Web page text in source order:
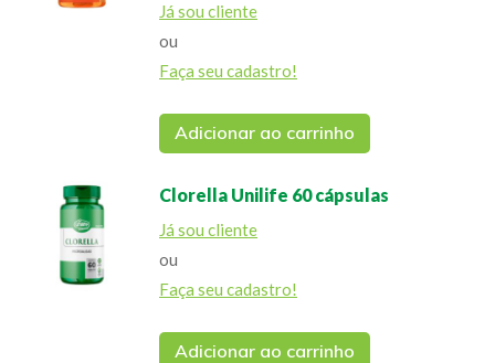
Já sou cliente
ou
Faça seu cadastro!
Adicionar ao carrinho
Clorella Unilife 60 cápsulas
Já sou cliente
ou
Faça seu cadastro!
Adicionar ao carrinho